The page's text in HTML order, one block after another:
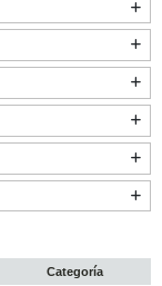
Categoría